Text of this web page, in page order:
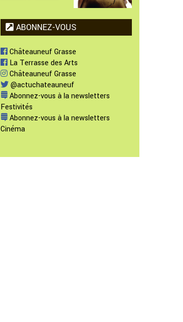
ABONNEZ-VOUS
Châteauneuf Grasse
La Terrasse des Arts
Châteauneuf Grasse
@actuchateauneuf
Abonnez-vous à la newsletters
Festivités
Abonnez-vous à la newsletters
Cinéma